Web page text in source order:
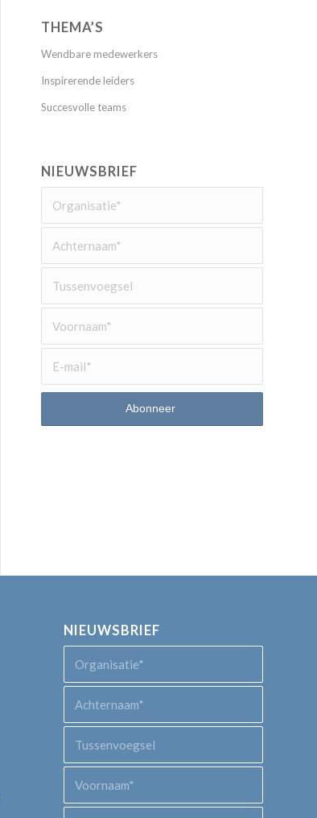
THEMA’S
Wendbare medewerkers
Inspirerende leiders
Succesvolle teams
NIEUWSBRIEF
NIEUWSBRIEF